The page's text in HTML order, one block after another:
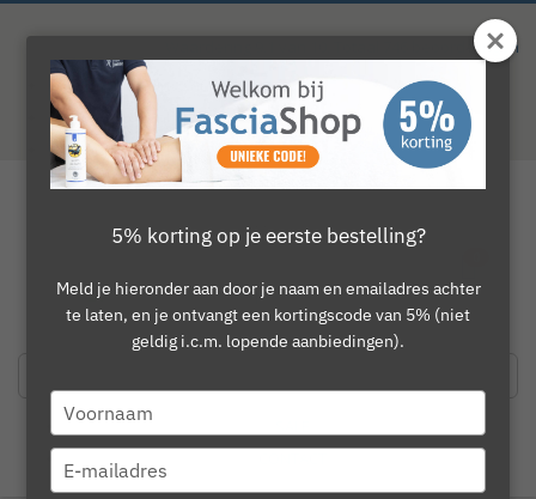
naar
beoordelingen
Gratis verzending vanaf €150
50 dagen bedenktijd
Deskunding advies
Nav
Verschillende cupping technieken in de
David Jansen |24 maart 2026 |2 min. leestijd 233
Verschillende cupping technieken in
de praktijk
5% korting op je eerste bestelling?
Meld je hieronder aan door je naam en emailadres achter
te laten, en je ontvangt een kortingscode van 5% (niet
geldig i.c.m. lopende aanbiedingen).
Type
your
name
Type
your